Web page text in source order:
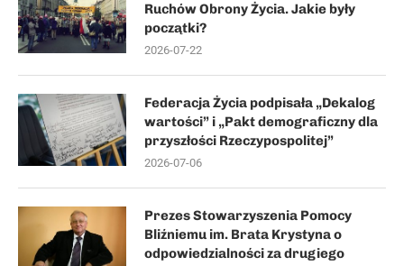
Ruchów Obrony Życia. Jakie były
początki?
2026-07-22
Federacja Życia podpisała „Dekalog
wartości” i „Pakt demograficzny dla
przyszłości Rzeczypospolitej”
2026-07-06
Prezes Stowarzyszenia Pomocy
Bliźniemu im. Brata Krystyna o
odpowiedzialności za drugiego